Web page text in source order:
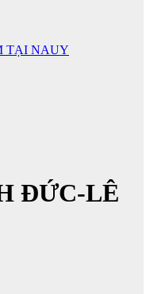
TẠI NAUY
ĐỨC-LÊ